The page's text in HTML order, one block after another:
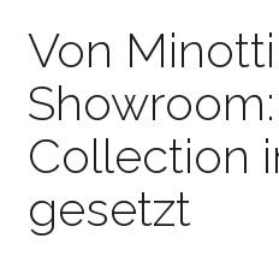
Von
Collection
gesetzt